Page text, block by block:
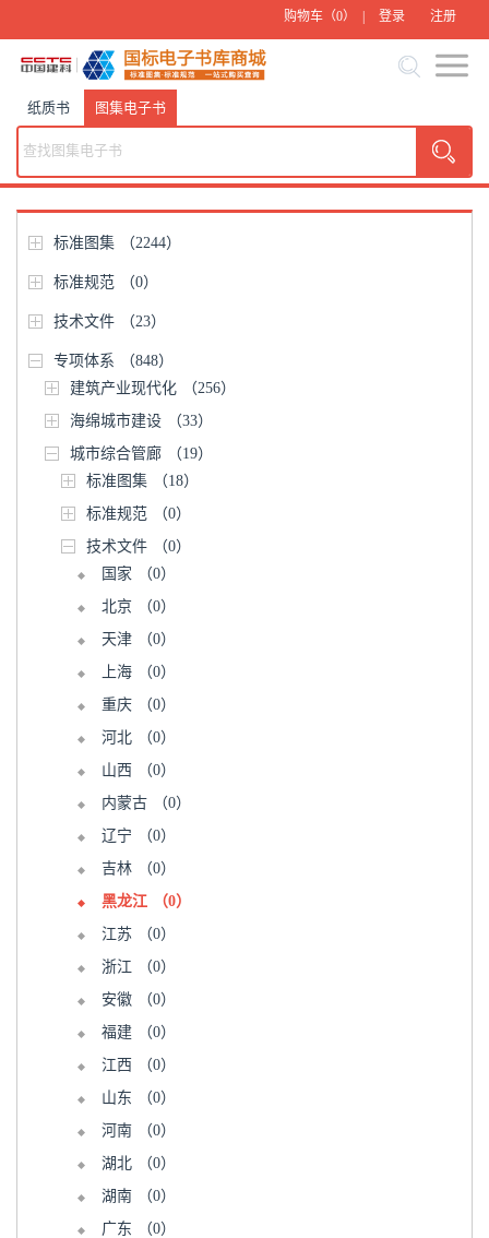
购物车（0） | 登录 注册
纸质书 图集电子书
标准图集 （2244）
标准规范 （0）
技术文件 （23）
专项体系
（848）
建筑产业现代化
（256）
海绵城市建设
（33）
城市综合管廊
（19）
标准图集
（18）
标准规范
（0）
技术文件
（0）
国家
（0）
北京
（0）
天津
（0）
上海
（0）
重庆
（0）
河北
（0）
山西
（0）
内蒙古
（0）
辽宁
（0）
吉林
（0）
黑龙江
（0）
江苏
（0）
浙江
（0）
安徽
（0）
福建
（0）
江西
（0）
山东
（0）
河南
（0）
湖北
（0）
湖南
（0）
广东
（0）